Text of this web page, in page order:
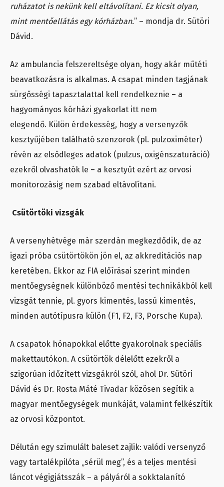
ruházatot is nekünk kell eltávolítani. Ez kicsit olyan,
mint mentőellátás egy kórházban.” – mondja dr. Sütöri
Dávid.
Az ambulancia felszereltsége olyan, hogy akár műtéti
beavatkozásra is alkalmas. A csapat minden tagjának
sürgősségi tapasztalattal kell rendelkeznie – a
hagyományos kórházi gyakorlat itt nem
elegendő. Külön érdekesség, hogy a versenyzők
kesztyűjében található szenzorok (pl. pulzoximéter)
révén az elsődleges adatok (pulzus, oxigénszaturáció)
ezekről olvashatók le – a kesztyűt ezért az orvosi
monitorozásig nem szabad eltávolítani.
Csütörtöki vizsgák
A versenyhétvége már szerdán megkezdődik, de az
igazi próba csütörtökön jön el, az akkreditációs nap
keretében. Ekkor az FIA előírásai szerint minden
mentőegységnek különböző mentési technikákból kell
vizsgát tennie, pl. gyors kimentés, lassú kimentés,
minden autótípusra külön (F1, F2, F3, Porsche Kupa).
A csapatok hónapokkal előtte gyakorolnak speciális
makettautókon. A csütörtök délelőtt ezekről a
szigorúan időzített vizsgákról szól, ahol Dr. Sütöri
Dávid és Dr. Rosta Máté Tivadar közösen segítik a
magyar mentőegységek munkáját, valamint felkészítik
az orvosi központot.
Délután egy szimulált baleset zajlik: valódi versenyző
vagy tartalékpilóta „sérül meg”, és a teljes mentési
láncot végigjátsszák – a pályáról a sokktalanító